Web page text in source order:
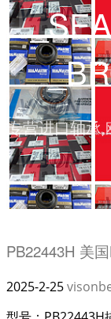
专营进口轴承
PB22443H 美
2025-2-25